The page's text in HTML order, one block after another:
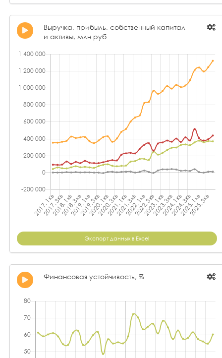
Выручка, прибыль, собственный капитал
и активы, млн руб
Экспорт данных в Excel
Финансовая устойчивость, %